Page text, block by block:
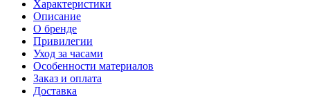
Характеристики
Описание
О бренде
Привилегии
Уход за часами
Особенности материалов
Заказ и оплата
Доставка